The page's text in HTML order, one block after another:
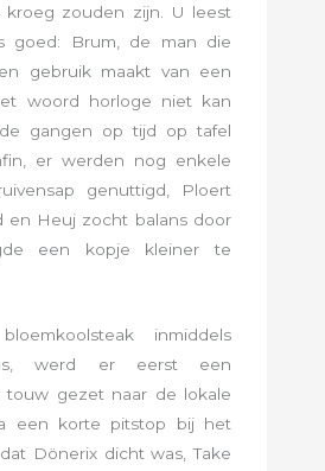
zouden zijn. U leest
goed: Brum, de man die
gebruik maakt van een
woord horloge niet kan
gangen op tijd op tafel
er werden nog enkele
genuttigd, Ploert
en Heuj zocht balans door
een kopje kleiner te
inmiddels
werd er eerst een
touw gezet naar de lokale
een korte pitstop bij het
Dönerix dicht was, Take